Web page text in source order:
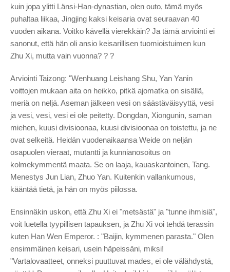
kuin jopa ylitti Länsi-Han-dynastian, olen outo, tämä myös
puhaltaa liikaa, Jingjing kaksi keisaria ovat seuraavan 40
vuoden aikana. Voitko kävellä vierekkäin? Ja tämä arviointi ei
sanonut, että hän oli ansio keisarillisen tuomioistuimen kun
Zhu Xi, mutta vain vuonna? ? ?
Arviointi Taizong: "Wenhuang Leishang Shu, Yan Yanin
voittojen mukaan aita on heikko, pitkä ajomatka on sisällä,
meriä on neljä. Aseman jälkeen vesi on säästäväisyyttä, vesi
ja vesi, vesi, vesi ei ole peitetty. Dongdan, Xiongunin, saman
miehen, kuusi divisioonaa, kuusi divisioonaa on toistettu, ja ne
ovat selkeitä. Heidän vuodenaikaansa Weide on neljän
osapuolen vieraat, mutantti ja kunnianosoitus on
kolmekymmentä maata. Se on laaja, kauaskantoinen, Tang.
Menestys Jun Lian, Zhuo Yan. Kuitenkin vallankumous,
kääntää tietä, ja hän on myös piilossa.
Ensinnäkin uskon, että Zhu Xi ei "metsästä" ja "tunne ihmisiä",
voit luetella tyypillisen tapauksen, ja Zhu Xi voi tehdä terassin
kuten Han Wen Emperor. : "Baijin, kymmenen parasta." Olen
ensimmäinen keisari, usein häpeissäni, miksi!
"Vartalovaatteet, onneksi puuttuvat mades, ei ole välähdystä,